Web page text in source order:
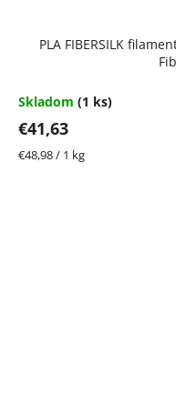
PLA FIBERSILK
Skladom (1 ks)
€41,63
Jednotková
€48,98 / 1 kg